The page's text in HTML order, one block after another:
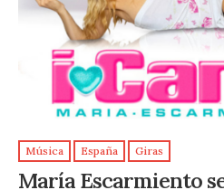
Música España Giras
María Escarmiento